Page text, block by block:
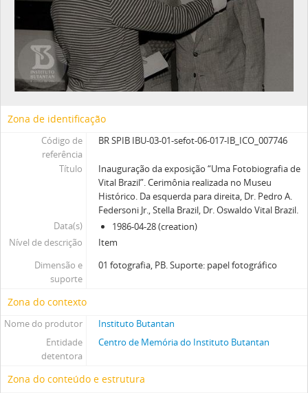
Zona de identificação
Código de
referência
BR SPIB IBU-03-01-sefot-06-017-IB_ICO_007746
Título
Inauguração da exposição “Uma Fotobiografia de
Vital Brazil”. Cerimônia realizada no Museu
Histórico. Da esquerda para direita, Dr. Pedro A.
Federsoni Jr., Stella Brazil, Dr. Oswaldo Vital Brazil.
Data(s)
1986-04-28 (creation)
Nível de descrição
Item
Dimensão e
suporte
01 fotografia, PB. Suporte: papel fotográfico
Zona do contexto
Nome do produtor
Instituto Butantan
Entidade
detentora
Centro de Memória do Instituto Butantan
Zona do conteúdo e estrutura